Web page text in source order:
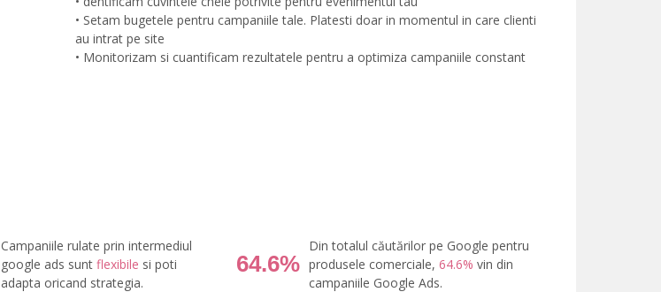
• Setam bugetele pentru campaniile tale. Platesti doar in momentul in care clienti
au intrat pe site
• Monitorizam si cuantificam rezultatele pentru a optimiza campaniile constant
Campaniile rulate prin intermediul
google ads suntflexibile si poti
adapta oricand strategia.
64.6%
Din totalul căutărilor pe Google pentru
produsele comerciale, 64.6% vin din
campaniile Google Ads.